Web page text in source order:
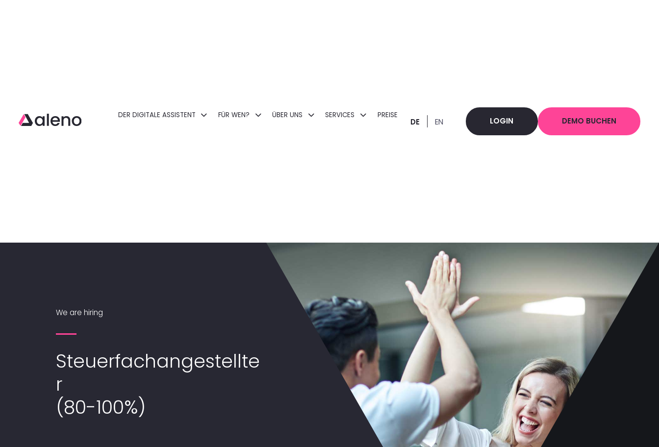
Open main menu
DER DIGITALE ASSISTENT FÜR WEN? ÜBER UNS SERVICES PREISE
DE EN LOGIN DEMO BUCHEN
We are hiring
Steuerfachangestellte
r
(80-100%)